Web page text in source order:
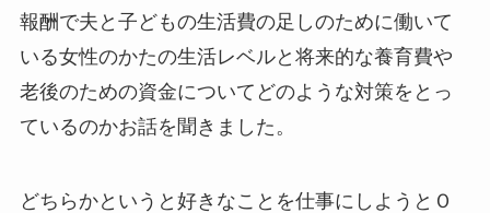
報酬で夫と子どもの生活費の足しのために働いて
いる女性のかたの生活レベルと将来的な養育費や
老後のための資金についてどのような対策をとっ
ているのかお話を聞きました。
どちらかというと好きなことを仕事にしようとＯ